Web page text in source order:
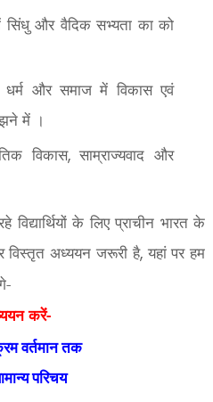
सिंधु और वैदिक सभ्यता का को
धर्म और समाज में विकास एवं
में ।
विकास,साम्राज्यवाद और
विद्यार्थियों के लिए प्राचीन भारत के
विस्तृत अध्ययन जरूरी है, यहां पर हम
करें-
वर्तमान तक
परिचय